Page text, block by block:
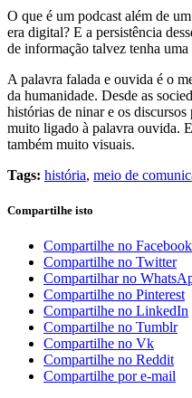
O que é um podcast além de
era digital? E a persistência
de informação talvez tenha
A palavra falada e ouvida é o
da humanidade. Desde as
histórias de ninar e os
muito ligado à palavra ouvida.
também muito visuais.
Tags: história, meio de
Compartilhe isto
Compartilhe no Facebook
Compartilhe no Twitter
Compartilhar no
Compartilhe no Pinterest
Compartilhe no LinkedIn
Compartilhe no Tumblr
Compartilhe no Vk
Compartilhe no Reddit
Compartilhe por e-mail